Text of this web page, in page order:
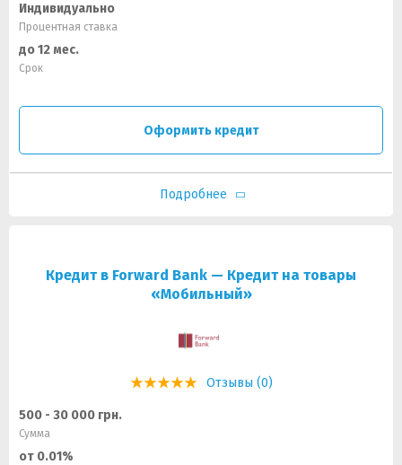
Индивидуально
Процентная ставка
до 12 мес.
Срок
Оформить кредит
Подробнее
Кредит в Forward Bank — Кредит на товары
«Мобильный»
Отзывы (0)
500 - 30 000 грн.
Сумма
от 0.01%